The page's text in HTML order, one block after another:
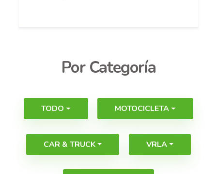
Por Categoría
TODO MOTOCICLETA
CAR & TRUCK VRLA